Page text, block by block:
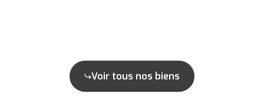
Voir tous nos biens